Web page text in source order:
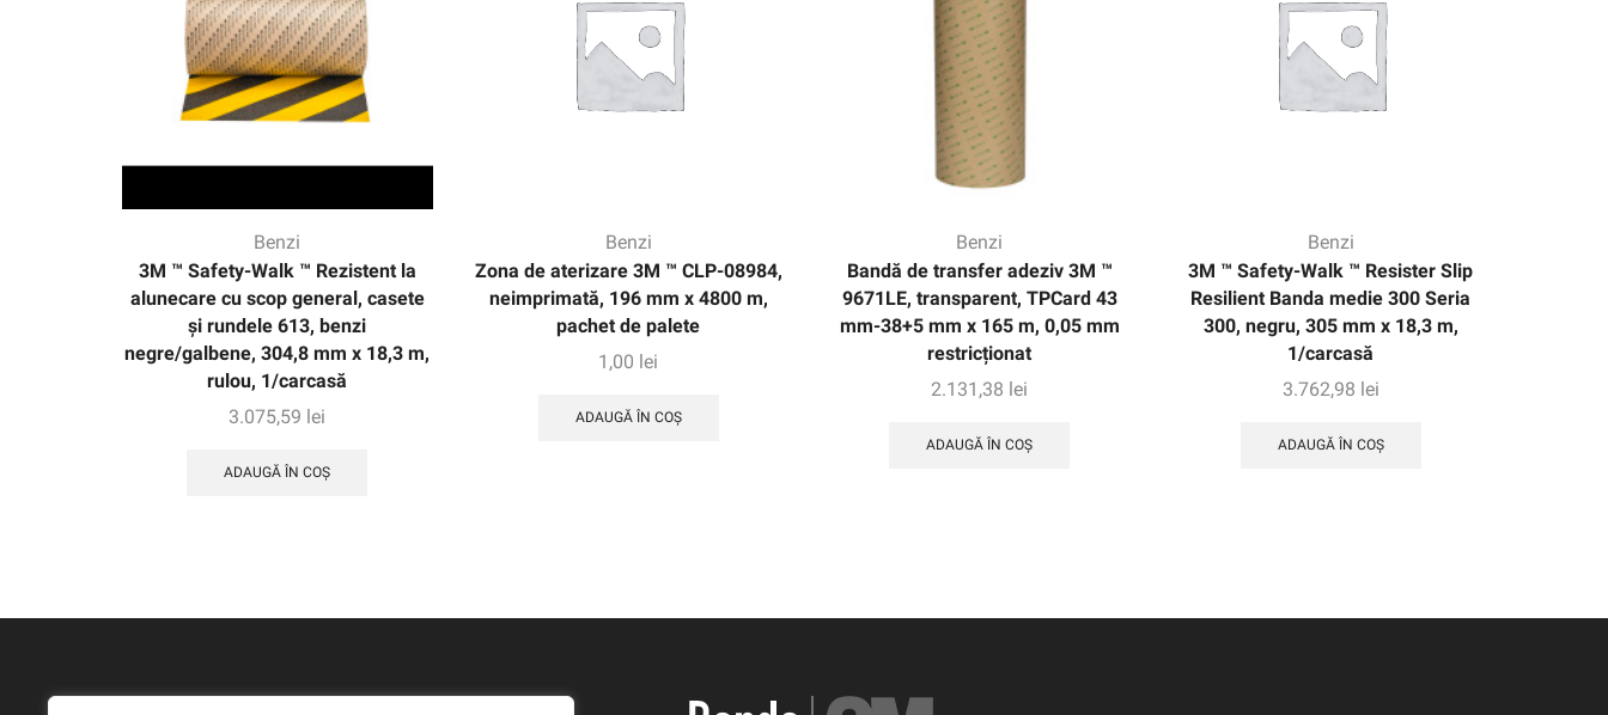
Benzi
3M ™ Safety-Walk ™ Rezistent la
alunecare cu scop general, casete
și rundele 613, benzi
negre/galbene, 304,8 mm x 18,3 m,
rulou, 1/carcasă
3.075,59 lei
ADAUGĂ ÎN COȘ
Benzi
Zona de aterizare 3M ™ CLP-08984,
neimprimată, 196 mm x 4800 m,
pachet de palete
1,00 lei
ADAUGĂ ÎN COȘ
Benzi
Bandă de transfer adeziv 3M ™
9671LE, transparent, TPCard 43
mm-38+5 mm x 165 m, 0,05 mm
restricționat
2.131,38 lei
ADAUGĂ ÎN COȘ
Benzi
3M ™ Safety-Walk ™ Resister Slip
Resilient Banda medie 300 Seria
300, negru, 305 mm x 18,3 m,
1/carcasă
3.762,98 lei
ADAUGĂ ÎN COȘ